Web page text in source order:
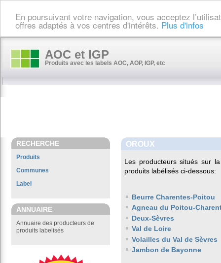
En poursuivant votre navigation, vous acceptez
offres adaptés à vos centres d'intérêts. Plus d'infos
AOC et IGP
Produits avec les labels AOC, AOP, IGP, etc
RECHERCHE
Produits
Communes
Label
ANNUAIRE
Annuaire des producteurs de
produits labelisés
OROUX
Les producteurs situés sur
produits labélisés ci-dessous:
Beurre Charentes-Poitou
Agneau du Poitou-
Deux-Sèvres
Val de Loire
Volailles du Val de Sèvres
Jambon de Bayonne